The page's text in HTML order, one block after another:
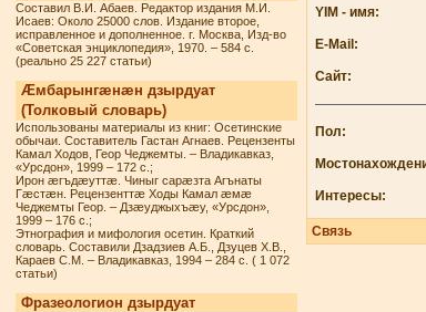
Составил В.И. Абаев. Редактор издания М.И.
Исаев: Около 25000 слов. Издание второе,
исправленное и дополненное. г. Москва, Изд-во
«Советская энциклопедия», 1970. – 584 с.
(реально 25 227 статьи)
Æмбарынгæнæн дзырдуат
(Толковый словарь)
Использованы материалы из книг: Осетинские
обычаи. Составитель Гастан Агнаев. Рецензенты
Камал Ходов, Геор Чеджемты. – Владикавказ,
«Урсдон», 1999 – 172 с.;
Ирон æгъдæуттæ. Чиныг сарæзта Агънаты
Гæстæн. Рецензенттæ Ходы Камал æмæ
Чеджемты Геор. – Дзæуджыхъæу, «Урсдон»,
1999 – 176 с.;
Этнография и мифология осетин. Краткий
словарь. Составили Дзадзиев А.Б., Дзуцев Х.В.,
Караев С.М. – Владикавказ, 1994 – 284 с. ( 1 072
статьи)
Фразеологион дзырдуат
YIM - имя:
E-Mail:
Сайт:
Пол:
Интересы:
Связь